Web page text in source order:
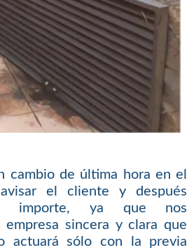
cambio de última hora en el
el cliente y después
importe, ya que nos
empresa sincera y clara que
actuará sólo con la previa